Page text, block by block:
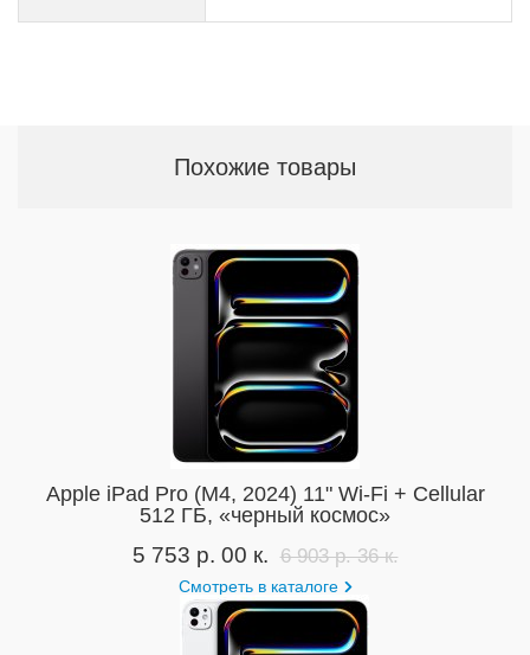
Похожие товары
Apple iPad Pro (M4, 2024) 11" Wi-Fi + Cellular
512 ГБ, «черный космос»
5 753 р. 00 к. 6 903 р. 36 к.
Смотреть в каталоге